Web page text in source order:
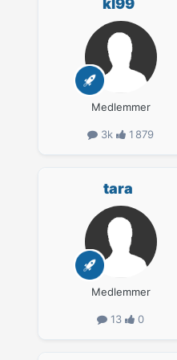
kl99
Medlemmer
3k 1 879
tara
Medlemmer
13 0